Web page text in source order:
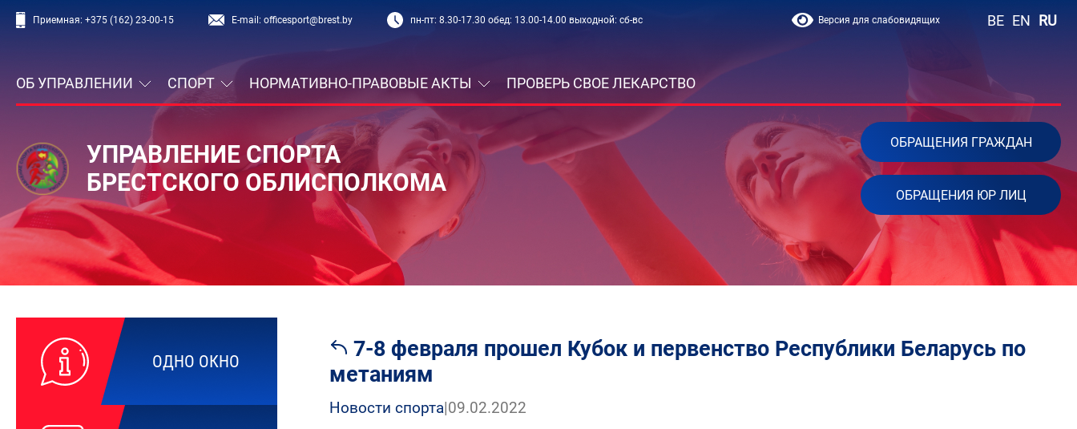
Приемная: +375 (162) 23-00-15 E-mail:officesport@brest.by пн-пт: 8.30-17.30 обед: 13.00-14.00 выходной: сб-вс Версия для слабовидящих BE EN RU
ОБ УПРАВЛЕНИИ СПОРТ НОРМАТИВНО-ПРАВОВЫЕ АКТЫ ПРОВЕРЬ СВОЕ ЛЕКАРСТВО
УПРАВЛЕНИЕ СПОРТА
БРЕСТСКОГО ОБЛИСПОЛКОМА
ОБРАЩЕНИЯ ГРАЖДАН
ОБРАЩЕНИЯ ЮР ЛИЦ
ОДНО ОКНО
7-8 февраля прошел Кубок и первенство Республики Беларусь по
метаниям
Новости спорта|09.02.2022